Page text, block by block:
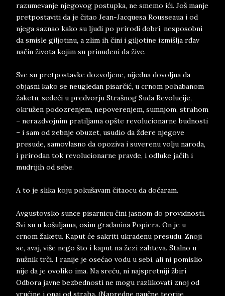
razumevanje njegovog postupka, ne smemo ići. Još manje
pretpostaviti da je čitao Jean-Jacquesa Rousseaua i od
njega saznao kako su ljudi po prirodi dobri, nesposobni
da smisle giljotinu, a zlim ih čini i giljotine izmišlja rđav
način života kojim su prinuđeni da žive.
Sve su pretpostavke dozvoljene, nijedna dovoljna da
objasni kako se neugledan pisarčić, u crnom pohabanom
žaketu, sedeći u predvorju Strašnog Suda Revolucije,
okružen podozrenjem, nepoverenjem, sumnjom, strahom
– nerazdvojnim pratiljama opšte revolucionarne budnosti
– i sam od zebnje obuzet, usudio da ždere njegove
presude, samovlasno da opoziva i suverenu volju naroda,
i prirodan tok revolucionarne pravde, i odluke jačih i
mudrijih od sebe.
A to je slika koju pokušavam čitaocu da dočaram.
Avgustovsko sunce pisarnicu čini jasnom do providnosti.
Svi su u košuljama, osim građanina Popiera. On je u
crnom žaketu. Kaput će sakriti ukradenu presudu. Znoji
se, avaj, više nego što i kaput na žezi zahteva. Stalno u
nužnik trči. I ranije je osećao vodu u sebi, ali ni pomislio
nije da je ovoliko ima. Na sreću, ni najspretniji žbiri
Odbora javne bezbednosti ne mogu razlikovati znoj od
vrućine i onaj od straha. (Napredne naučne teorije